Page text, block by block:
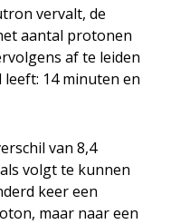
vervalt, de
aantal protonen
af te leiden
14 minuten en
van 8,4
volgt te kunnen
keer een
maar naar een